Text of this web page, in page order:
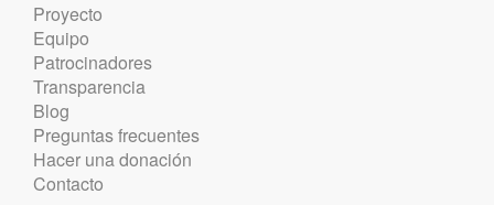
Proyecto
Equipo
Patrocinadores
Transparencia
Blog
Preguntas frecuentes
Hacer una donación
Contacto